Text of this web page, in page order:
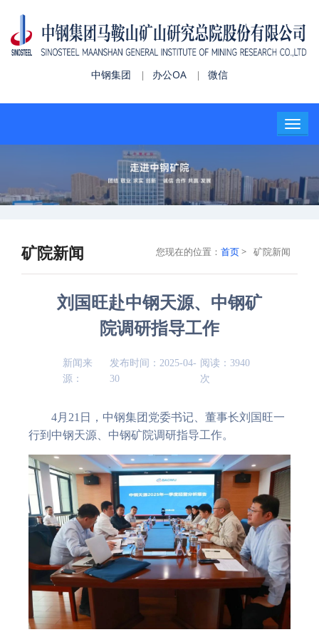
中钢集团 | 办公OA | 微信
矿院新闻 您现在的位置： 首页> 矿院新闻
刘国旺赴中钢天源、中钢矿
院调研指导工作
新闻来
源：
发布时间：2025-04-
30
阅读：3940
次
4月21日，中钢集团党委书记、董事长刘国旺一
行到中钢天源、中钢矿院调研指导工作。